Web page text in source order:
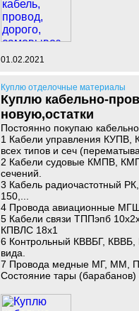
01.02.2021
Куплю отделочные материалы
Куплю кабельно-
новую,остатки
Постоянно покупаю
1 Кабели управления
всех типов и сеч
2 Кабели судовые КМПВ,
сечений.
3 Кабель радиочастотный
150,...
4 Провода авиационные
5 Кабели связи ТППэпб
КПВЛС 18х1
6 Контрольный КВВБГ, КВВБ,
вида.
7 Провода медные МГ,
Состояние тары